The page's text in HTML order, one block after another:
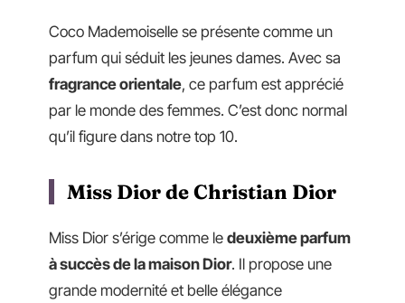
Coco Mademoiselle se présente comme un
parfum qui séduit les jeunes dames. Avec sa
fragrance orientale, ce parfum est apprécié
par le monde des femmes. C’est donc normal
qu’il figure dans notre top 10.
Miss Dior de Christian Dior
Miss Dior s’érige comme le deuxième parfum
à succès de la maison Dior. Il propose une
grande modernité et belle élégance